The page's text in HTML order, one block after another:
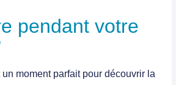
pendant votre
un moment parfait pour découvrir la